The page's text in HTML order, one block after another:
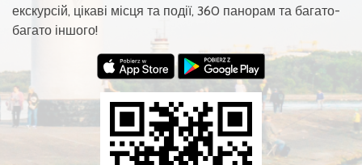
екскурсій, цікаві місця та події, 360 панорам та багато-
багато іншого!